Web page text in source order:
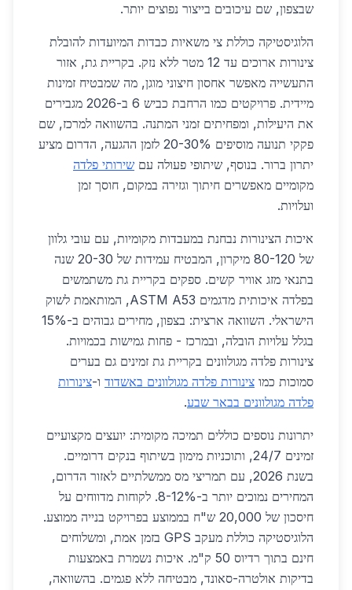
שבצפון, שם עיכובים בייצור נפוצים יותר.
הלוגיסטיקה כוללת צי משאיות כבדות המיועדות להובלת
צינורות ארוכים עד 12 מטר ללא נזק. בקריית גת, אזור
התעשייה מאפשר אחסון חיצוני מוגן, מה שמבטיח זמינות
מיידית. פרויקטים כמו הרחבת כביש 6 ב-2026 מגבירים
את היעילות, ומפחיתים זמני המתנה. בהשוואה למרכז, שם
פקקי תנועה מוסיפים 20-30% לזמן ההגעה, הדרום מציע
יתרון ברור. בנוסף, שיתופי פעולה עם שירותי פלדה
מקומיים מאפשרים חיתוך וגזירה במקום, חוסך זמן
ועלויות.
איכות הצינורות נבחנת במעבדות מקומיות, עם עובי גלוון
של 80-120 מיקרון, המבטיח עמידות של 20-30 שנה
בתנאי מזג אוויר קשים. ספקים בקריית גת משתמשים
בפלדה איכותית מדגמים ASTM A53, המותאמת לשוק
הישראלי. השוואה ארצית: בצפון, מחירים גבוהים ב-15%
בגלל עלויות הובלה, ובמרכז - פחות גמישות בכמויות.
צינורות פלדה מגולוונים בקריית גת זמינים גם בערים
סמוכות כמו צינורות פלדה מגולוונים באשדוד ו-צינורות
פלדה מגולוונים בבאר שבע.
יתרונות נוספים כוללים תמיכה מקומית: יועצים מקצועיים
זמינים 24/7, ותוכניות מימון בשיתוף בנקים דרומיים.
בשנת 2026, עם תמריצי מס ממשלתיים לאזור הדרום,
המחירים נמוכים יותר ב-8-12%. לקוחות מדווחים על
חיסכון של 20,000 ש"ח בממוצע בפרויקט בנייה ממוצע.
הלוגיסטיקה כוללת מעקב GPS בזמן אמת, ומשלוחים
חינם בתוך רדיוס 50 ק"מ. איכות נשמרת באמצעות
בדיקות אולטרה-סאונד, מבטיחה ללא פגמים. בהשוואה,